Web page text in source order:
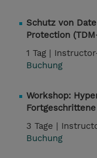
Schutz von
Protection
1 Tag |
Buchung
Workshop:
3 Tage |
Buchung